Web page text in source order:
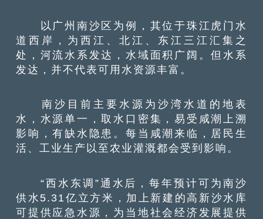
以广州南沙区为例，其位于珠江虎门水
道西岸，为西江、北江、东江三江汇集之
处，河流水系发达，水域面积广阔。但水系
发达，并不代表可用水资源丰富。
南沙目前主要水源为沙湾水道的地表
水，水源单一，取水口密集，易受咸潮上溯
影响，有缺水隐患。每当咸潮来临，居民生
活、工业生产以至农业灌溉都会受到影响。
“西水东调”通水后，每年预计可为南沙
供水5.31亿立方米，加上新建的高新沙水库
可提供应急水源，为当地社会经济发展提供